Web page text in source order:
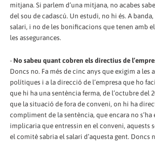
mitjana. Si parlem d’una mitjana, no acabes
del sou de cadascú. Un estudi, no hi és. A
salari, i no de les bonificacions que tenen amb
les assegurances.
- No sabeu quant cobren els directius de
Doncs no. Fa més de cinc anys que exigim a les
polítiques i a la direcció de l’empresa que ho
que hi ha una sentència ferma, de l’octubre del
que la situació de fora de conveni, on hi ha
compliment de la sentència, que encara no s’ha
implicaria que entressin en el conveni, aquests
el comitè sabria el salari d’aquesta gent. Doncs